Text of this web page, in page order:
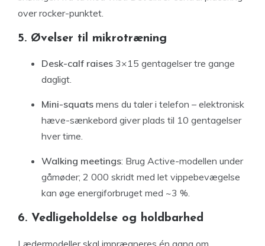
over rocker-punktet.
5. Øvelser til mikrotræning
Desk-calf raises 3×15 gentagelser tre gange
dagligt.
Mini-squats mens du taler i telefon – elektronisk
hæve-sænkebord giver plads til 10 gentagelser
hver time.
Walking meetings: Brug Active-modellen under
gåmøder; 2 000 skridt med let vippebevægelse
kan øge energiforbruget med ~3 %.
6. Vedligeholdelse og holdbarhed
Lædermodeller skal imprægneres én gang om